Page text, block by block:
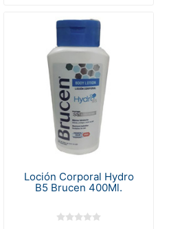
Loción Corporal Hydro
B5 Brucen 400Ml.